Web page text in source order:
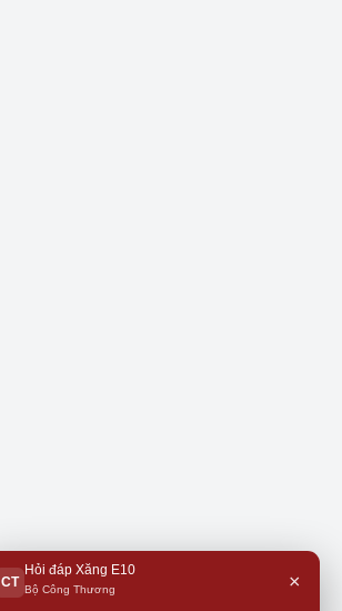
CT
Hỏi đáp Xăng E10
Bộ Công Thương ×